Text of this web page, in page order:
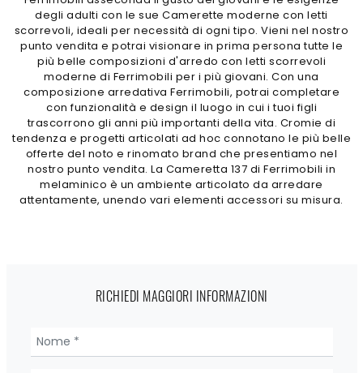
degli adulti con le sue Camerette moderne con letti
scorrevoli, ideali per necessità di ogni tipo. Vieni nel nostro
punto vendita e potrai visionare in prima persona tutte le
più belle composizioni d'arredo con letti scorrevoli
moderne di Ferrimobili per i più giovani. Con una
composizione arredativa Ferrimobili, potrai completare
con funzionalità e design il luogo in cui i tuoi figli
trascorrono gli anni più importanti della vita. Cromie di
tendenza e progetti articolati ad hoc connotano le più belle
offerte del noto e rinomato brand che presentiamo nel
nostro punto vendita. La Cameretta 137 di Ferrimobili in
melaminico è un ambiente articolato da arredare
attentamente, unendo vari elementi accessori su misura.
RICHIEDI MAGGIORI INFORMAZIONI